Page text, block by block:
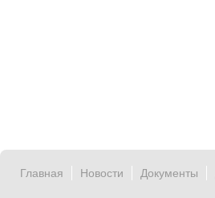
Главная Новости Документы